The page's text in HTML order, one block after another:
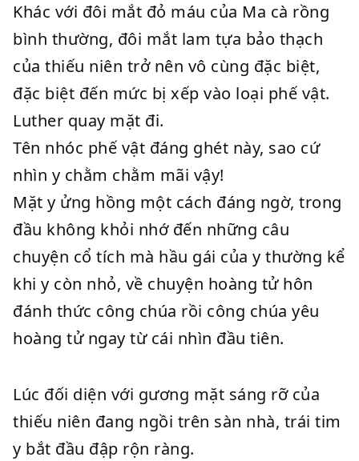
Khác với đôi mắt đỏ máu của Ma cà rồng
bình thường, đôi mắt lam tựa bảo thạch
của thiếu niên trở nên vô cùng đặc biệt,
đặc biệt đến mức bị xếp vào loại phế vật.
Luther quay mặt đi.
Tên nhóc phế vật đáng ghét này, sao cứ
nhìn y chằm chằm mãi vậy!
Mặt y ửng hồng một cách đáng ngờ, trong
đầu không khỏi nhớ đến những câu
chuyện cổ tích mà hầu gái của y thường kể
khi y còn nhỏ, về chuyện hoàng tử hôn
đánh thức công chúa rồi công chúa yêu
hoàng tử ngay từ cái nhìn đầu tiên.
Lúc đối diện với gương mặt sáng rỡ của
thiếu niên đang ngồi trên sàn nhà, trái tim
y bắt đầu đập rộn ràng.